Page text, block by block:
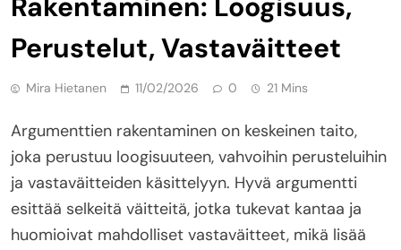
Perustelut, Vastaväitteet
Mira Hietanen 11/02/2026 0 21 Mins
Argumenttien rakentaminen on keskeinen taito,
joka perustuu loogisuuteen, vahvoihin perusteluihin
ja vastaväitteiden käsittelyyn. Hyvä argumentti
esittää selkeitä väitteitä, jotka tukevat kantaa ja
huomioivat mahdolliset vastaväitteet, mikä lisää